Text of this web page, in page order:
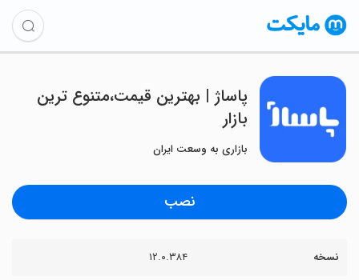
‏پاساژ | بهترین قیمت،متنوع ترین
بازار
بازاری به وسعت ایران
نصب
نسخه ۱۲.۰.۳۸۴